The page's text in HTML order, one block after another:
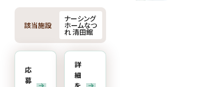
該当施設
ナーシング
ホームなつ
れ 清田館
応
募
詳
細